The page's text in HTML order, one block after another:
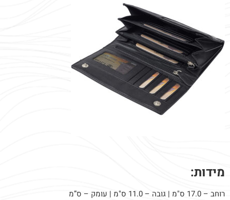
מידות:
רוחב – 17.0 ס"מ | גובה – 11.0 ס"מ | עומק – ס”מ